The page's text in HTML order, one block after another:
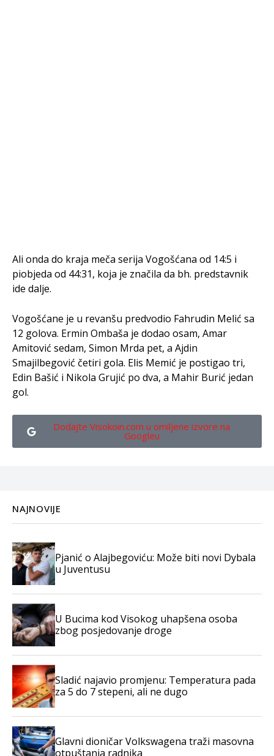
Ali onda do kraja meča serija Vogošćana od 14:5 i
piobjeda od 44:31, koja je značila da bh. predstavnik
ide dalje.
Vogošćane je u revanšu predvodio Fahrudin Melić sa
12 golova. Ermin Ombaša je dodao osam, Amar
Amitović sedam, Simon Mrda pet, a Ajdin
Smajilbegović četiri gola. Elis Memić je postigao tri,
Edin Bašić i Nikola Grujić po dva, a Mahir Burić jedan
gol.
Dodajte Visokoin.com u omiljene izvore na
Googleu
NAJNOVIJE
Pjanić o Alajbegoviću: Može biti novi Dybala
u Juventusu
U Bucima kod Visokog uhapšena osoba
zbog posjedovanje droge
Sladić najavio promjenu: Temperatura pada
za 5 do 7 stepeni, ali ne dugo
Glavni dioničar Volkswagena traži masovna
otpuštanja radnika